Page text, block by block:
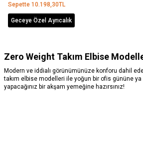
Sepette 10.198,30TL
Geceye Özel Ayrıcalık
Zero Weight Takım Elbise
Modern ve iddialı görünümünüze konforu dahil
takım elbise modelleri ile yoğun bir ofis gününe
yapacağınız bir akşam yemeğine hazırsınız!